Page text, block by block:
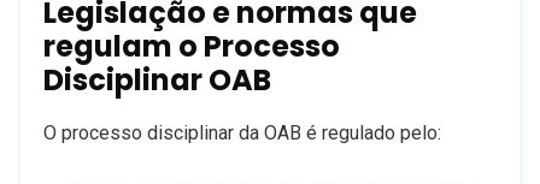
Legislação e normas que
regulam o Processo
Disciplinar OAB
O processo disciplinar da OAB é regulado pelo: